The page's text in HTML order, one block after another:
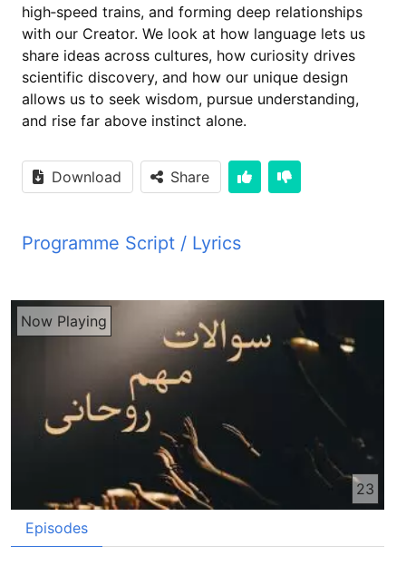
high‑speed trains, and forming deep relationships
with our Creator. We look at how language lets us
share ideas across cultures, how curiosity drives
scientific discovery, and how our unique design
allows us to seek wisdom, pursue understanding,
and rise far above instinct alone.
Download Share
Programme Script / Lyrics
PYM JBZ PYM JBZ PYM JBZ PYM JBZ PYM JBZ
PYM JBZ PYM JBZ PYM JBZ شنوندگان ازیز اگر
شما در مورد برنامه‌های ما سوالات نظرات و پیشلهادات
داشته باشید می‌توانید به این نمبر تیلفون با ما درتماس
شوید 001-541-550-7131 شنوندگان ازیز ما می‌خواهیم
در صحبت امروز رو یه سوال گفت بزنیم که انسان بودن
یعنی چی؟ یا می‌تونیم این سوال رو این قسم هم ترک
کنیم وقتی که ما می‌گیم انسان این انسان بودن چی
معنی داره؟ مونگ پا تیره صحبتونو که پا دیر تکو تاکید
بکه چه پا خدای داز مکه چه مون پا کجبند کوو او طول
هگه شان چه پا انسانی سرگو لیدل کیگی او یا نلیدل
کیگی دیر پزلپوره او خو خلق لید مونگ انسانان هم
Now Playing
23
Episodes